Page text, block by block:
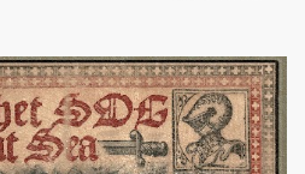
à la rencontre de Noise (
Kumar ( 1914 ), qui reviennent sur
mondiale. Le documentaire
producteur Kristian "Kohle"